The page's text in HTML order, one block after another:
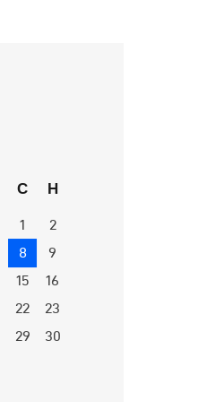
С Н
1
2
8
9
15
16
22
23
29
30